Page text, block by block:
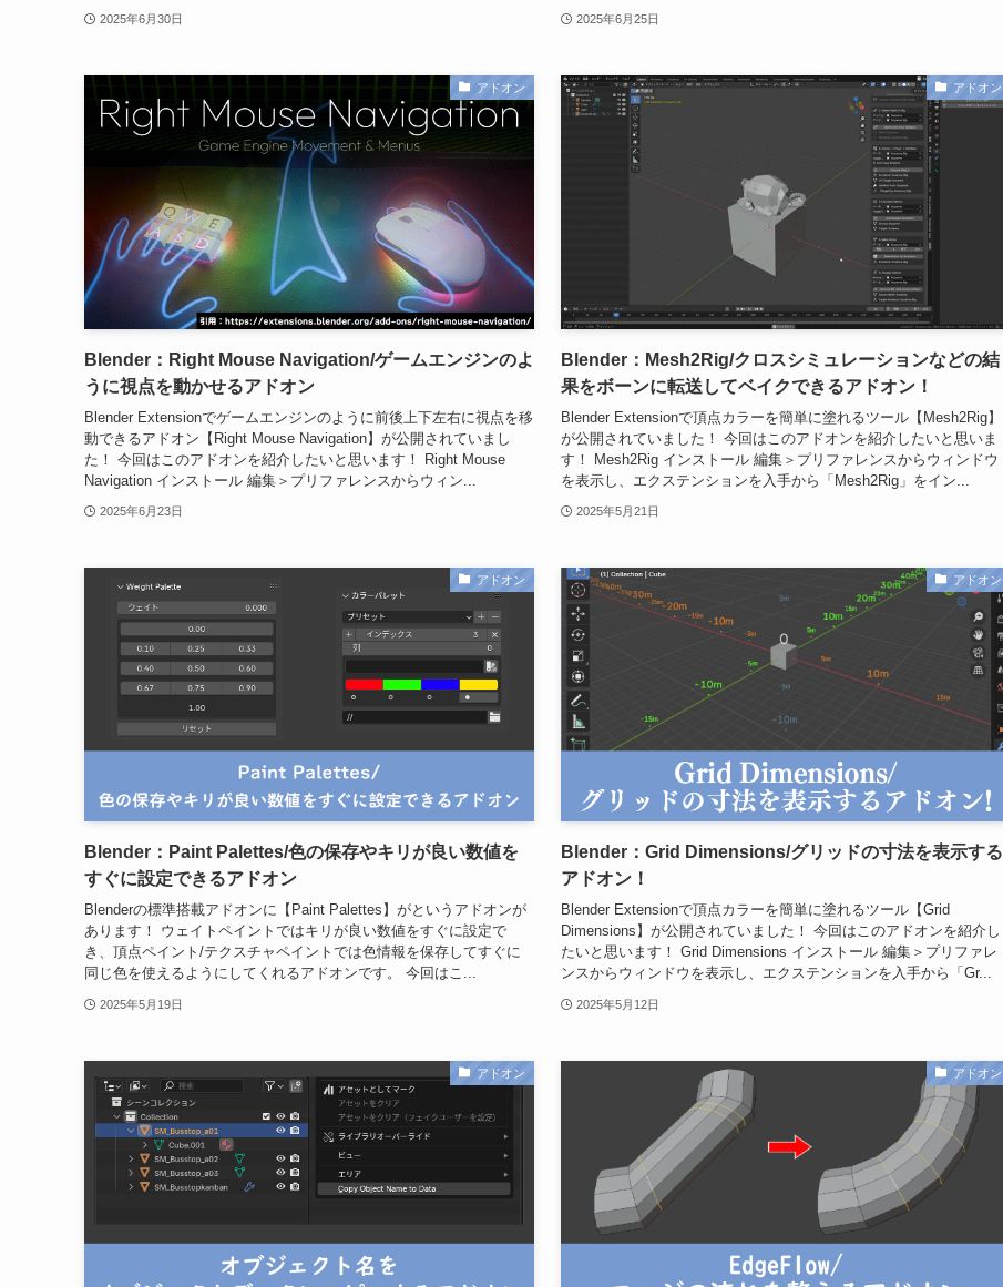
2025年6月30日 2025年6月25日
アドオン
Blender：Right Mouse Navigation/ゲームエンジンのよ
うに視点を動かせるアドオン
Blender Extensionでゲームエンジンのように前後上下左右に視点を移
動できるアドオン【Right Mouse Navigation】が公開されていまし
た！ 今回はこのアドオンを紹介したいと思います！ Right Mouse
Navigation インストール 編集＞プリファレンスからウィン...
2025年6月23日
アドオン
Blender：Mesh2Rig/クロスシミュレーションなどの結
果をボーンに転送してベイクできるアドオン！
Blender Extensionで頂点カラーを簡単に塗れるツール【Mesh2Rig】
が公開されていました！ 今回はこのアドオンを紹介したいと思いま
す！ Mesh2Rig インストール 編集＞プリファレンスからウィンドウ
を表示し、エクステンションを入手から「Mesh2Rig」をイン...
2025年5月21日
アドオン
Blender：Paint Palettes/色の保存やキリが良い数値を
すぐに設定できるアドオン
Blenderの標準搭載アドオンに【Paint Palettes】がというアドオンが
あります！ ウェイトペイントではキリが良い数値をすぐに設定で
き、頂点ペイント/テクスチャペイントでは色情報を保存してすぐに
同じ色を使えるようにしてくれるアドオンです。 今回はこ...
2025年5月19日
アドオン
Blender：Grid Dimensions/グリッドの寸法を表示する
アドオン！
Blender Extensionで頂点カラーを簡単に塗れるツール【Grid
Dimensions】が公開されていました！ 今回はこのアドオンを紹介し
たいと思います！ Grid Dimensions インストール 編集＞プリファレ
ンスからウィンドウを表示し、エクステンションを入手から「Gr...
2025年5月12日
アドオン アドオン